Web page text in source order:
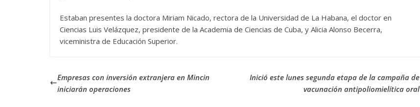
Estaban presentes la doctora Miriam Nicado, rectora de la Universidad de La Habana, el doctor en
Ciencias Luis Velázquez, presidente de la Academia de Ciencias de Cuba, y Alicia Alonso Becerra,
viceministra de Educación Superior.
Empresas con inversión extranjera en Mincin
iniciarán operaciones
Inició este lunes segunda etapa de la campaña de
vacunación antipoliomielítica oral